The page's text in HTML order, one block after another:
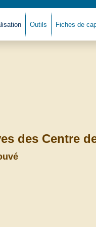
Outils Fiches de
des Centre